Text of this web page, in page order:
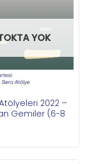
YOK
2022 –
Gemiler (6-8